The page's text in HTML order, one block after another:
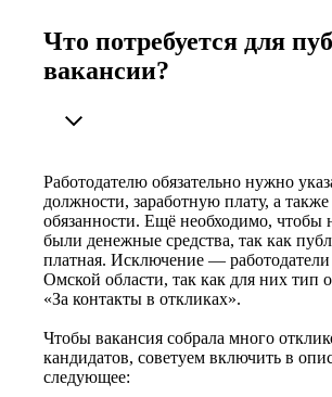
Что потребуется для
вакансии?
Работодателю обязательно нужно
должности, заработную плату, а также
обязанности. Ещё необходимо, чтобы
были денежные средства, так как
платная. Исключение —
Омской области, так как для них тип
«За контакты в откликах».
Чтобы вакансия собрала много
кандидатов, советуем включить в
следующее: